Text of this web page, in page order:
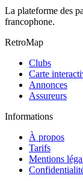
La plateforme des
francophone.
RetroMap
Clubs
Carte
Annonces
Assureurs
Informations
À propos
Tarifs
Mentions